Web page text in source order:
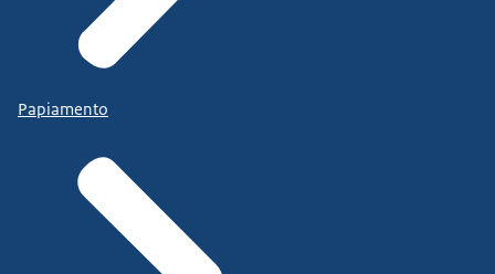
Papiamento